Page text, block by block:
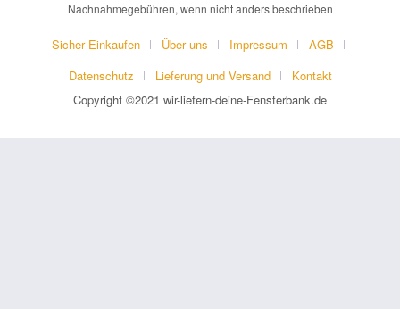
Nachnahmegebühren, wenn nicht anders beschrieben
Sicher Einkaufen Über uns Impressum
AGB
Datenschutz
Lieferung und Versand
Kontakt
Copyright ©2021 wir-liefern-deine-Fensterbank.de